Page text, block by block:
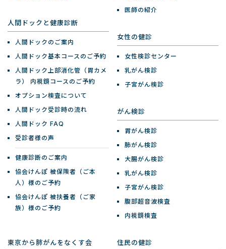
人間ドックと健康診断
人間ドックのご案内
人間ドック基本コースのご予約
人間ドック上部消化管（胃カメ
ラ）
内視鏡コースのご予約
オプション検査について
人間ドック受診時の流れ
人間ドック FAQ
受診者様の声
健康診断のご案内
協会けんぽ 被保険者（ご本
人）様のご予約
協会けんぽ 被扶養者（ご家
族）様のご予約
医師の紹介
女性の健診
女性検診センター
乳がん検診
子宮がん検診
がん検診
胃がん検診
肺がん検診
大腸がん検診
乳がん検診
子宮がん検診
腹部超音波検査
内視鏡検査
東京から肺がんをなくす会 住民の健診